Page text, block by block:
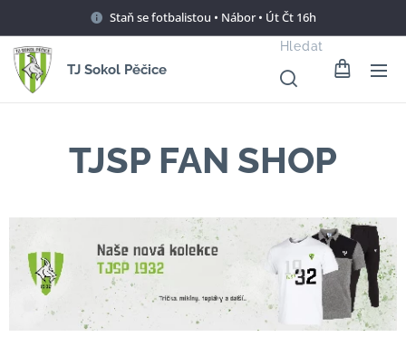
Staň se fotbalistou • Nábor • Út Čt 16h
TJ Sokol Pěčice
Hledat
TJSP FAN SHOP